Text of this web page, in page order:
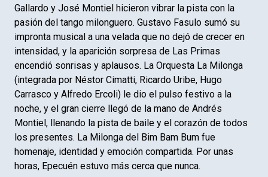
Gallardo y José Montiel hicieron vibrar la pista con la
pasión del tango milonguero. Gustavo Fasulo sumó su
impronta musical a una velada que no dejó de crecer en
intensidad, y la aparición sorpresa de Las Primas
encendió sonrisas y aplausos. La Orquesta La Milonga
(integrada por Néstor Cimatti, Ricardo Uribe, Hugo
Carrasco y Alfredo Ercoli) le dio el pulso festivo a la
noche, y el gran cierre llegó de la mano de Andrés
Montiel, llenando la pista de baile y el corazón de todos
los presentes. La Milonga del Bim Bam Bum fue
homenaje, identidad y emoción compartida. Por unas
horas, Epecuén estuvo más cerca que nunca.